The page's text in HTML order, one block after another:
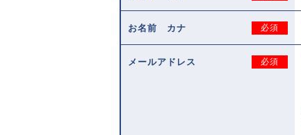
お名前 カナ 必須
メールアドレス 必須